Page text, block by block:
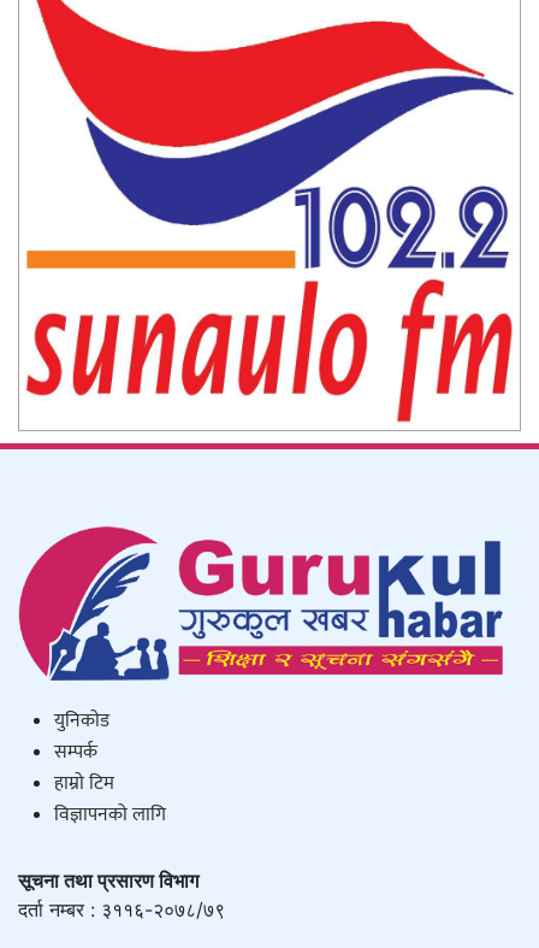
युनिकाेड
सम्पर्क
हाम्राे टिम
विज्ञापनको लागि
सूचना तथा प्रसारण विभाग
दर्ता नम्बर : ३११६-२०७८/७९